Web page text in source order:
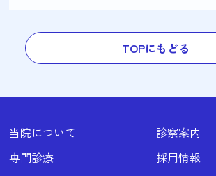
TOPにもどる
当院について
診察案内
専門診療
採用情報